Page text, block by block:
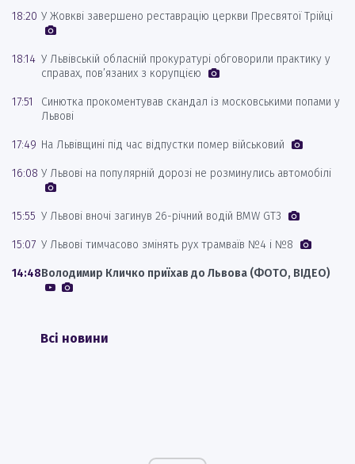
18:20 У Жовкві завершено реставрацію церкви Пресвятої Трійці
18:14 У Львівській обласній прокуратурі обговорили практику у
справах, пов’язаних з корупцією
17:51
Синютка прокоментував скандал із московськими попами у
Львові
17:49 На Львівщині під час відпустки помер військовий
16:08 У Львові на популярній дорозі не розминулись автомобілі
15:55 У Львові вночі загинув 26-річний водій BMW GT3
15:07 У Львові тимчасово змінять рух трамваїв №4 і №8
14:48Володимир Кличко приїхав до Львова (ФОТО, ВІДЕО)
Всі новини